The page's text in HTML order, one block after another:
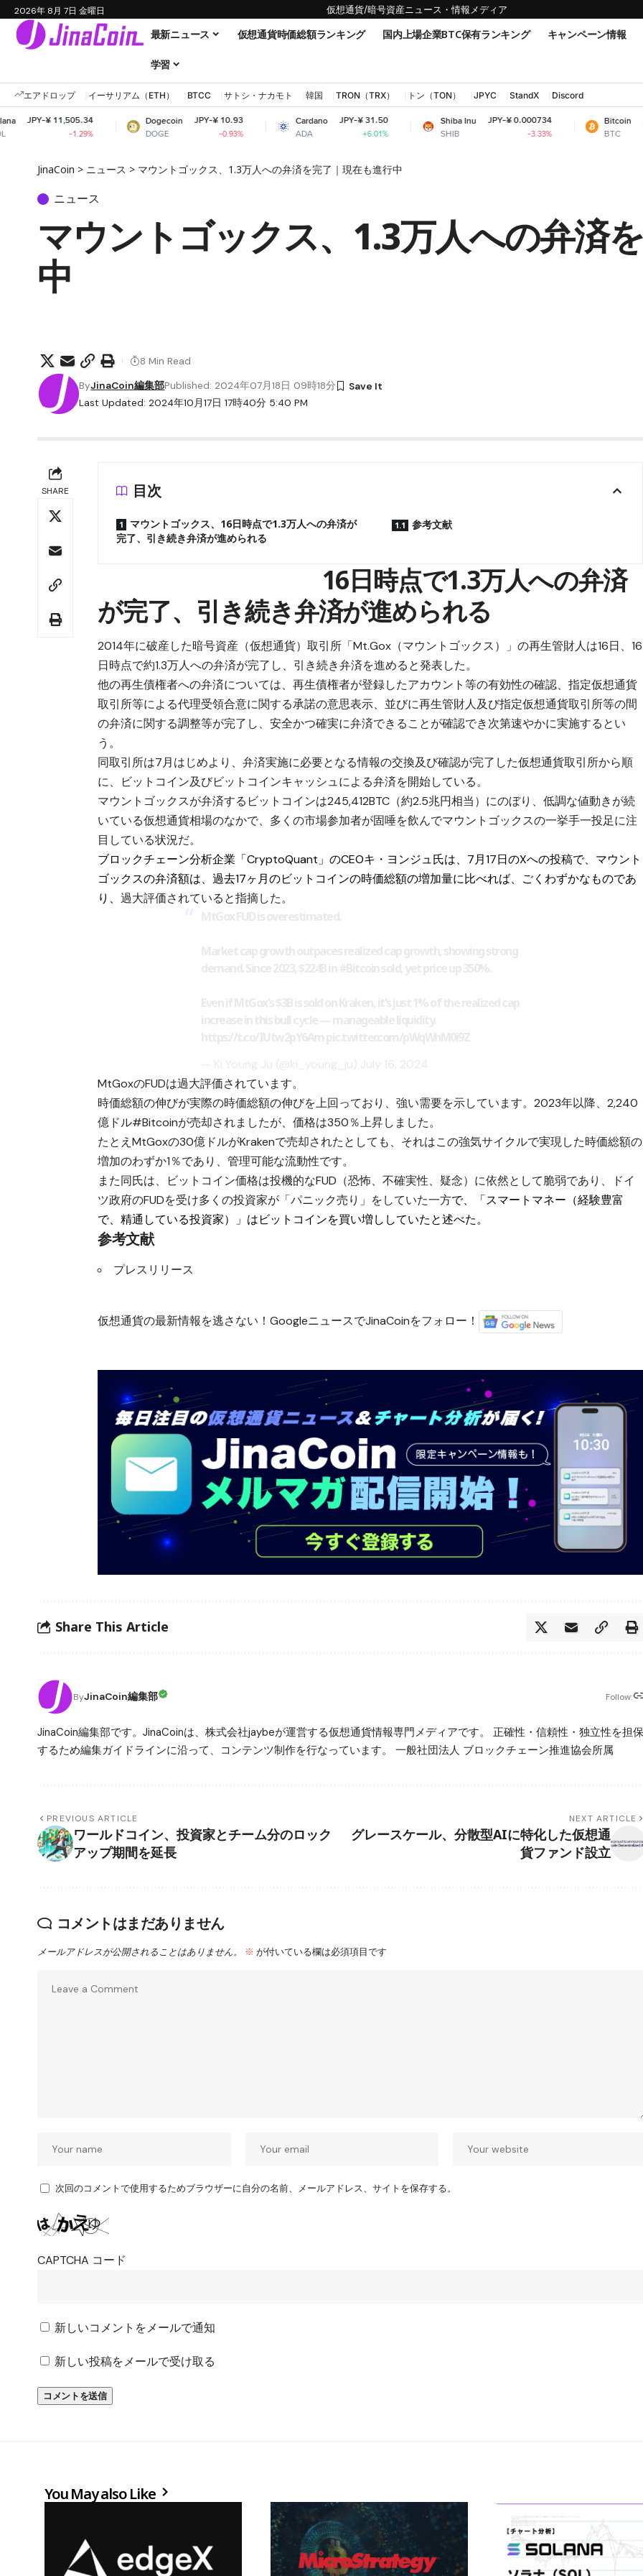
2026年 8月 7日 金曜日 仮想通貨/暗号資産ニュース・情報メディア
最新ニュース 仮想通貨時価総額ランキング 国内上場企業BTC保有ランキング キャンペーン情報
学習
エアドロップ イーサリアム（ETH） BTCC サトシ・ナカモト 韓国 TRON（TRX） トン（TON） JPYC StandX Discord
Dogecoin
DOGE
JPY-¥ 10.93
-0.93%
Cardano
ADA
JPY-¥ 31.50
+6.01%
Shiba Inu
SHIB
JPY-¥ 0.000734
Bitcoin
BTC
JPY-¥
JinaCoin > ニュース > マウントゴックス、1.3万人への弁済を完了｜現在も進行中
ニュース
マウントゴックス、1.3万人への弁済
中
Last Updated: 2024年10月17日 17時40分 5:40 PM
ByJinaCoin編集部Published: 2024年07月18日 09時18分
8 Min Read
SHARE 目次
マウントゴックス、16日時点で1.3万人への弁済が
完了、引き続き弁済が進められる
参考文献
16日時点で1.3万人への弁済
が完了、引き続き弁済が進められる
2014年に破産した暗号資産（仮想通貨）取引所「Mt.Gox（マウントゴックス）」の再生管財人は16日、16
日時点で約1.3万人への弁済が完了し、引き続き弁済を進めると発表した。
他の再生債権者への弁済については、再生債権者が登録したアカウント等の有効性の確認、指定仮想通貨
取引所等による代理受領合意に関する承諾の意思表示、並びに再生管財人及び指定仮想通貨取引所等の間
の弁済に関する調整等が完了し、安全かつ確実に弁済できることが確認でき次第速やかに実施するとい
う。
同取引所は7月はじめより、弁済実施に必要となる情報の交換及び確認が完了した仮想通貨取引所から順
に、ビットコイン及びビットコインキャッシュによる弁済を開始している。
マウントゴックスが弁済するビットコインは245,412BTC（約2.5兆円相当）にのぼり、低調な値動きが続
いている仮想通貨相場のなかで、多くの市場参加者が固唾を飲んでマウントゴックスの一挙手一投足に注
目している状況だ。
ブロックチェーン分析企業「CryptoQuant」のCEOキ・ヨンジュ氏は、7月17日のXへの投稿で、マウント
ゴックスの弁済額は、過去17ヶ月のビットコインの時価総額の増加量に比べれば、ごくわずかなものであ
り、過大評価されていると指摘した。
MtGoxのFUDは過大評価されています。
時価総額の伸びが実際の時価総額の伸びを上回っており、強い需要を示しています。2023年以降、2,240
億ドル#Bitcoinが売却されましたが、価格は350％上昇しました。
たとえMtGoxの30億ドルがKrakenで売却されたとしても、それはこの強気サイクルで実現した時価総額の
増加のわずか1％であり、管理可能な流動性です。
また同氏は、ビットコイン価格は投機的なFUD（恐怖、不確実性、疑念）に依然として脆弱であり、ドイ
ツ政府のFUDを受け多くの投資家が「パニック売り」をしていた一方で、「スマートマネー（経験豊富
で、精通している投資家）」はビットコインを買い増ししていたと述べた。
参考文献
プレスリリース
仮想通貨の最新情報を逃さない！GoogleニュースでJinaCoinをフォロー！
Share This Article
ByJinaCoin編集部 Follow:
JinaCoin編集部です。JinaCoinは、株式会社jaybeが運営する仮想通貨情報専門メディアです。 正確性・信頼性・独立性を担保
するため編集ガイドラインに沿って、コンテンツ制作を行なっています。 一般社団法人 ブロックチェーン推進協会所属
PREVIOUS ARTICLE
ワールドコイン、投資家とチーム分のロック
アップ期間を延長
NEXT ARTICLE
グレースケール、分散型AIに特化した仮想通
貨ファンド設立
コメントはまだありません
メールアドレスが公開されることはありません。 ※ が付いている欄は必須項目です
次回のコメントで使用するためブラウザーに自分の名前、メールアドレス、サイトを保存する。
CAPTCHA コード
新しいコメントをメールで通知
新しい投稿をメールで受け取る
You May also Like